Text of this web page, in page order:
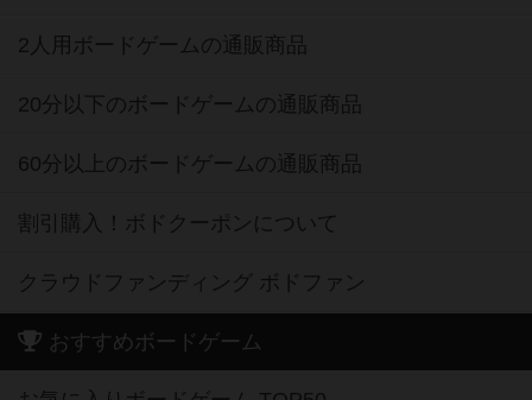
2人用ボードゲームの通販商品
20分以下のボードゲームの通販商品
60分以上のボードゲームの通販商品
割引購入！ボドクーポンについて
クラウドファンディング ボドファン
おすすめボードゲーム